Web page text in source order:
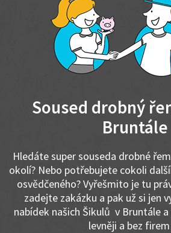
Soused drobný
Bruntále
Hledáte super souseda drobné
okolí? Nebo potřebujete cokoli
osvědčeného? Vyřešmito je tu
zadejte zakázku a pak už si jen
nabídek našich Šikulů v Bruntále
levněji a bez